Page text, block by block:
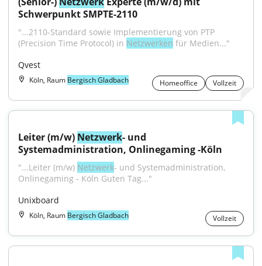
Schwerpunkt SMPTE-2110
"...2110-Standard sowie Implementierung von PTP
(Precision Time Protocol) in Netzwerken für Medien..."
Qvest
Köln, Raum Bergisch Gladbach Homeoffice Vollzeit
Leiter (m/w) Netzwerk- und
Systemadministration, Onlinegaming -Köln
"...Leiter (m/w) Netzwerk- und Systemadministration,
Onlinegaming - Köln Guten Tag..."
Unixboard
Köln, Raum Bergisch Gladbach Vollzeit